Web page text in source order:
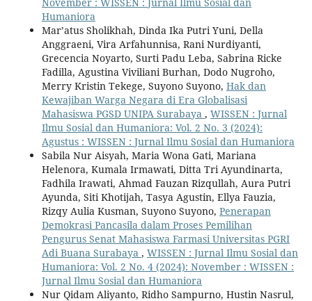
Humaniora
Mar’atus Sholikhah, Dinda Ika Putri Yuni, Della
Anggraeni, Vira Arfahunnisa, Rani Nurdiyanti,
Grecencia Noyarto, Surti Padu Leba, Sabrina Ricke
Fadilla, Agustina Viviliani Burhan, Dodo Nugroho,
Merry Kristin Tekege, Suyono Suyono, Hak dan
Kewajiban Warga Negara di Era Globalisasi
Mahasiswa PGSD UNIPA Surabaya , WISSEN : Jurnal
Ilmu Sosial dan Humaniora: Vol. 2 No. 3 (2024):
Agustus : WISSEN : Jurnal Ilmu Sosial dan Humaniora
Sabila Nur Aisyah, Maria Wona Gati, Mariana
Helenora, Kumala Irmawati, Ditta Tri Ayundinarta,
Fadhila Irawati, Ahmad Fauzan Rizqullah, Aura Putri
Ayunda, Siti Khotijah, Tasya Agustin, Ellya Fauzia,
Rizqy Aulia Kusman, Suyono Suyono, Penerapan
Demokrasi Pancasila dalam Proses Pemilihan
Pengurus Senat Mahasiswa Farmasi Universitas PGRI
Adi Buana Surabaya , WISSEN : Jurnal Ilmu Sosial dan
Humaniora: Vol. 2 No. 4 (2024): November : WISSEN :
Jurnal Ilmu Sosial dan Humaniora
Nur Qidam Aliyanto, Ridho Sampurno, Hustin Nasrul,